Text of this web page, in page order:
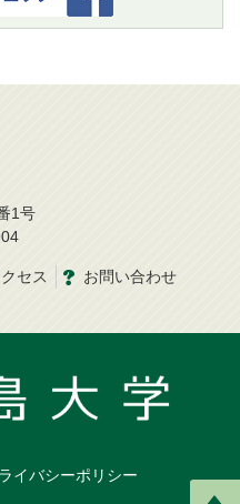
1号
セス お問い合わせ
イバシーポリシー